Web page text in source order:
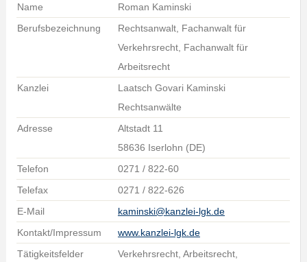
Name
Roman Kaminski
Berufsbezeichnung
Rechtsanwalt, Fachanwalt für
Verkehrsrecht, Fachanwalt für
Arbeitsrecht
Kanzlei
Laatsch Govari Kaminski
Rechtsanwälte
Adresse
Altstadt 11
58636 Iserlohn (DE)
Telefon
0271 / 822-60
Telefax
0271 / 822-626
E-Mail
kaminski@kanzlei-lgk.de
Kontakt/Impressum
www.kanzlei-lgk.de
Tätigkeitsfelder
Verkehrsrecht, Arbeitsrecht,